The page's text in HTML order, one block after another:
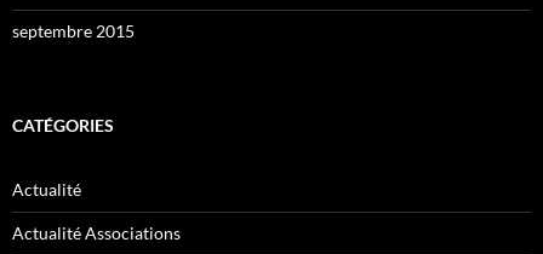
septembre 2015
CATÉGORIES
Actualité
Actualité Associations